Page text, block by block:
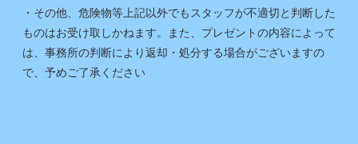
・その他、危険物等上記以外でもスタッフが不適切と判断した
ものはお受け取しかねます。また、プレゼントの内容によって
は、事務所の判断により返却・処分する場合がございますの
で、予めご了承ください